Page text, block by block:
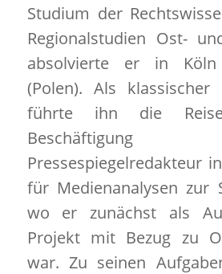
Studium der
Regionalstudien Ost-
absolvierte er in
(Polen). Als klassischer
führte ihn die
Pressespiegelredakteur
für Medienanalysen zur
wo er zunächst als
Projekt mit Bezug zu
war. Zu seinen